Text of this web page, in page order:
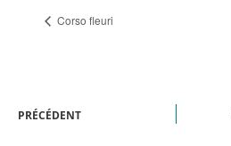
Corso fleuri
PRÉCÉDENT